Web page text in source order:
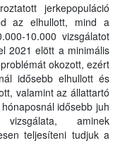
jerkepopuláció
az elhullott, mind a
10.000 vizsgálatot
2021 elött a minimális
okozott, ezért
idősebb elhullott és
valamint az állattartó
idősebb juh
aminek
teljesíteni tudjuk a